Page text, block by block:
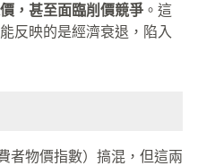
，甚至面臨削價競爭 。這
反映的是經濟衰退，陷入
者物價指數）搞混，但這兩